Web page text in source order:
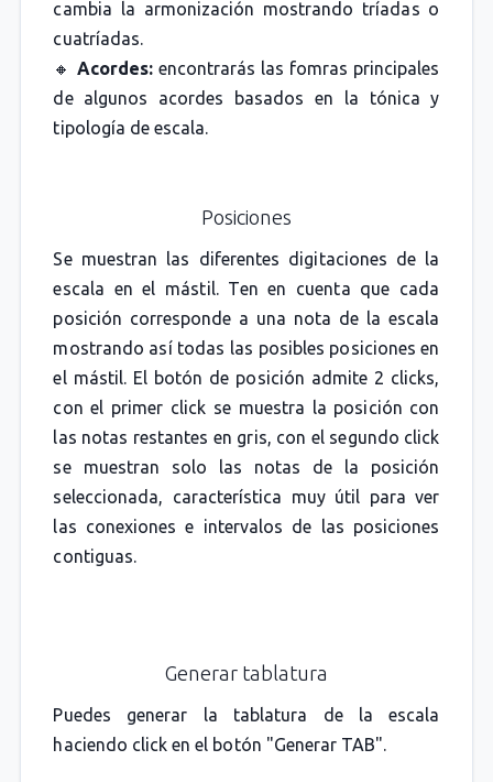
cambia la armonización mostrando tríadas o
cuatríadas.
🔸 Acordes: encontrarás las fomras principales
de algunos acordes basados en la tónica y
tipología de escala.
Posiciones
Se muestran las diferentes digitaciones de la
escala en el mástil. Ten en cuenta que cada
posición corresponde a una nota de la escala
mostrando así todas las posibles posiciones en
el mástil. El botón de posición admite 2 clicks,
con el primer click se muestra la posición con
las notas restantes en gris, con el segundo click
se muestran solo las notas de la posición
seleccionada, característica muy útil para ver
las conexiones e intervalos de las posiciones
contiguas.
Generar tablatura
Puedes generar la tablatura de la escala
haciendo click en el botón "Generar TAB".